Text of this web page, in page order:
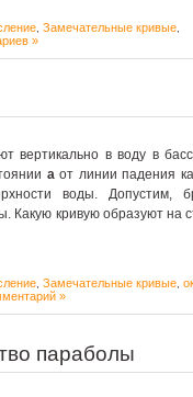
Замечательные кривые
»
вертикально в воду в
аот линии падения
воды. Допустим,
Какую кривую образуют на
Замечательные кривые
»
параболы